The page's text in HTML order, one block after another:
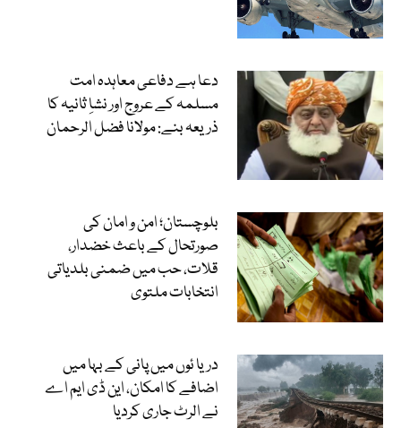
دعا ہے دفاعی معاہدہ امت
مسلمہ کے عروج اور نشاِ ثانیہ کا
ذریعہ بنے: مولانا فضل الرحمان
بلوچستان؛ امن و امان کی
صورتحال کے باعث خضدار،
قلات، حب میں ضمنی بلدیاتی
انتخابات ملتوی
دریا ئوں میں پانی کے بہا میں
اضافے کا امکان، این ڈی ایم اے
نے الرٹ جاری کردیا